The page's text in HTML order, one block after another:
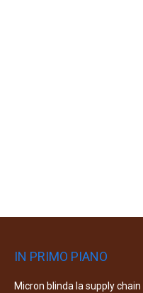
IN PRIMO PIANO
Micron blinda la supply